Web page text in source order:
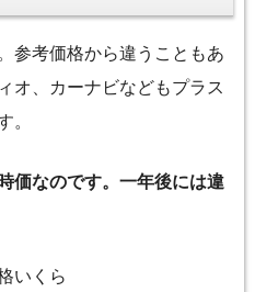
参考価格から違うこともあ
オ、カーナビなどもプラス
。
価なのです。一年後には違